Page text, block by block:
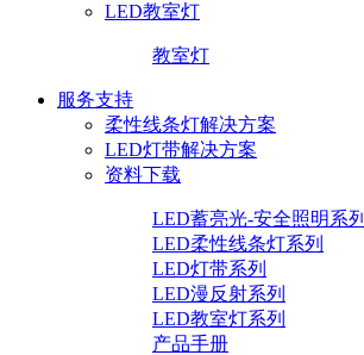
LED教室灯
教室灯
服务支持
柔性线条灯解决方案
LED灯带解决方案
资料下载
LED蓄亮光-安全照明系列
LED柔性线条灯系列
LED灯带系列
LED漫反射系列
LED教室灯系列
产品手册